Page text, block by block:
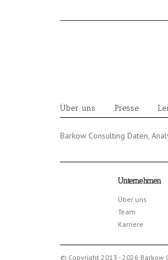
Über uns Presse
Barkow Consulting Daten,
Unternehmen
Über uns
Team
Karriere
© Copyright 2013 - 2026 Barkow